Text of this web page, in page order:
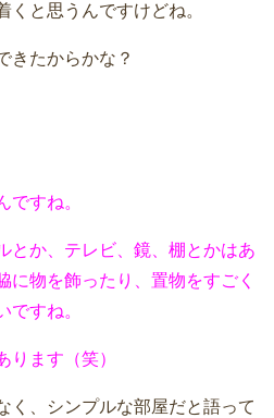
くと思うんですけどね。
きたからかな？
ですね。
とか、テレビ、鏡、棚とかはあ
に物を飾ったり、置物をすごく
ですね。
ります（笑）
く、シンプルな部屋だと語って